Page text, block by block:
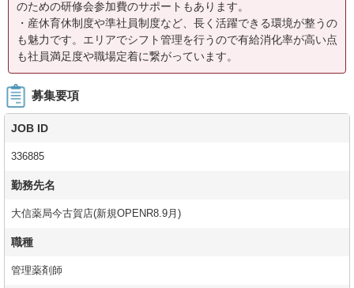
のための研修会参加費のサポートもあります。
・産休育休制度や準社員制度など、長く活躍できる環境が整うの
も魅力です。エリアでシフト管理を行うので有給消化率が高い点
も社員満足度や職場定着に繋がっています。
募集要項
JOB ID
336885
勤務先名
大信薬局今古賀店(新規OPENR8.9月)
職種
管理薬剤師